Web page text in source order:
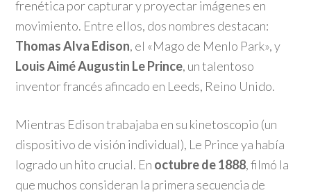
frenética por capturar y proyectar imágenes en
movimiento. Entre ellos, dos nombres destacan:
Thomas Alva Edison, el «Mago de Menlo Park», y
Louis Aimé Augustin Le Prince, un talentoso
inventor francés afincado en Leeds, Reino Unido.
Mientras Edison trabajaba en su kinetoscopio (un
dispositivo de visión individual), Le Prince ya había
logrado un hito crucial. En octubre de 1888, filmó la
que muchos consideran la primera secuencia de